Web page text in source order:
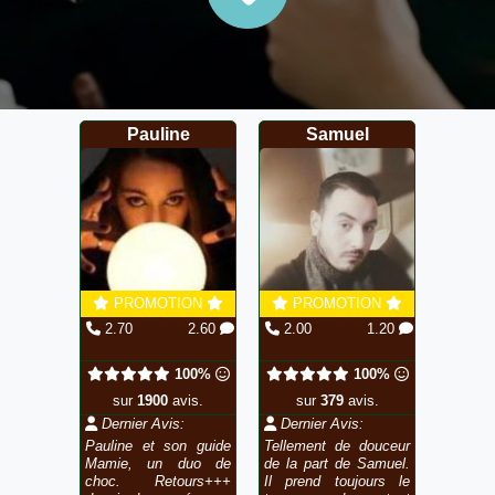
Pauline
PROMOTION
2.70
2.60
100%
sur 1900 avis.
Dernier Avis:
Pauline et son guide
Mamie, un duo de
choc. Retours+++
Samuel
PROMOTION
2.00
1.20
100%
sur 379avis.
Dernier Avis:
Tellement de douceur
de la part de Samuel.
Il prend toujours le